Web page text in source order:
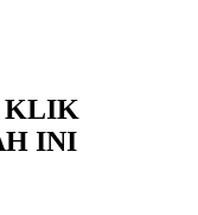
KLIK
INI